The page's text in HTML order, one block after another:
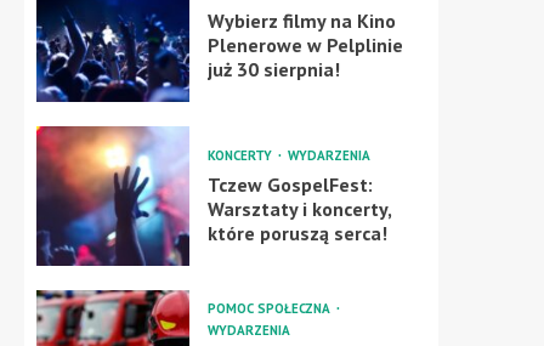
Wybierz filmy na Kino
Plenerowe w Pelplinie
już 30 sierpnia!
KONCERTY WYDARZENIA
Tczew GospelFest:
Warsztaty i koncerty,
które poruszą serca!
POMOC SPOŁECZNA
WYDARZENIA